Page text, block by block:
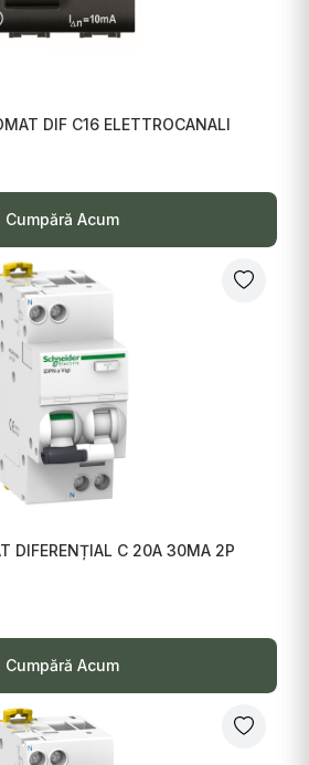
DIF C16 ELETTROCANALI
Cumpără Acum
DIFERENȚIAL C 20A 30MA 2P
Cumpără Acum